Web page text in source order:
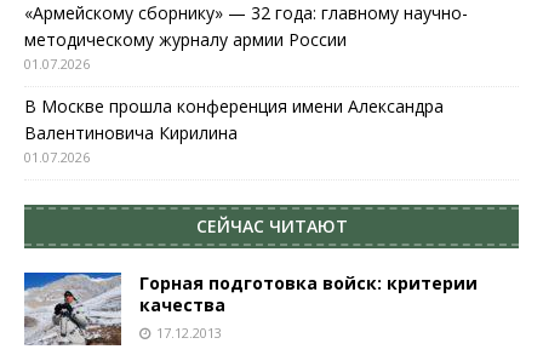
«Армейскому сборнику» — 32 года: главному научно-
методическому журналу армии России
01.07.2026
В Москве прошла конференция имени Александра
Валентиновича Кирилина
01.07.2026
СЕЙЧАС ЧИТАЮТ
Горная подготовка войск: критерии
качества
17.12.2013